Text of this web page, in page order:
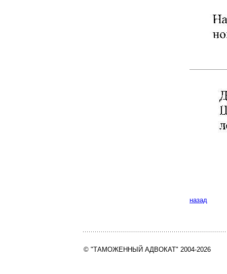
назад
© "ТАМОЖЕННЫЙ АДВОКАТ" 2004-2026